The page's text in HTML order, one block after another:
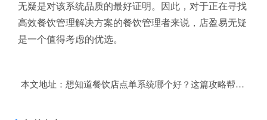
无疑是对该系统品质的最好证明。因此，对于正在寻找
高效餐饮管理解决方案的餐饮管理者来说，店盈易无疑
是一个值得考虑的优选。
本文地址： 想知道餐饮店点单系统哪个好？这篇攻略帮你搞定